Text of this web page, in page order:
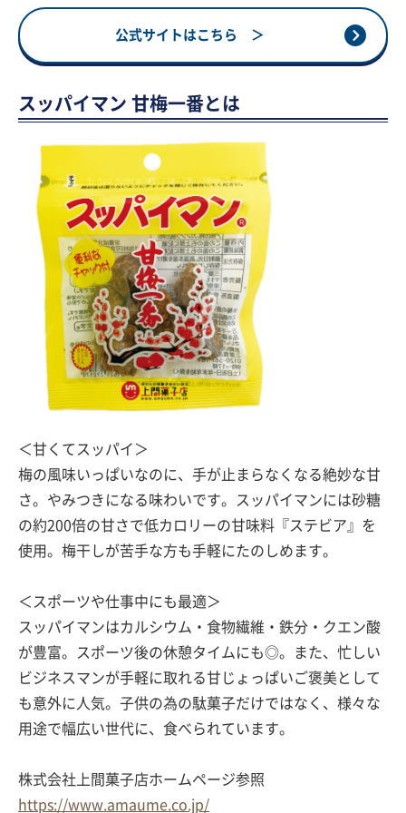
公式サイトはこちら ＞
スッパイマン 甘梅一番とは
＜甘くてスッパイ＞
梅の風味いっぱいなのに、手が止まらなくなる絶妙な甘
さ。やみつきになる味わいです。スッパイマンには砂糖
の約200倍の甘さで低カロリーの甘味料『ステビア』を
使用。梅干しが苦手な方も手軽にたのしめます。
＜スポーツや仕事中にも最適＞
スッパイマンはカルシウム・食物繊維・鉄分・クエン酸
が豊富。スポーツ後の休憩タイムにも◎。また、忙しい
ビジネスマンが手軽に取れる甘じょっぱいご褒美として
も意外に人気。子供の為の駄菓子だけではなく、様々な
用途で幅広い世代に、食べられています。
株式会社上間菓子店ホームページ参照
https://www.amaume.co.jp/